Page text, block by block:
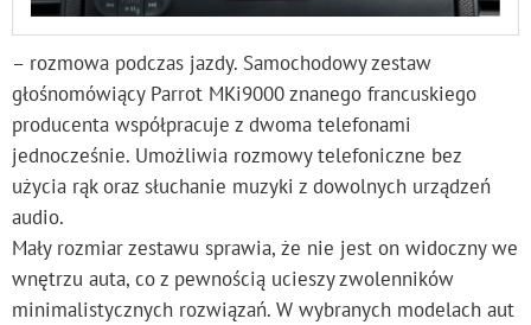
– rozmowa podczas jazdy. Samochodowy zestaw
głośnomówiący Parrot MKi9000 znanego francuskiego
producenta współpracuje z dwoma telefonami
jednocześnie. Umożliwia rozmowy telefoniczne bez
użycia rąk oraz słuchanie muzyki z dowolnych urządzeń
audio.
Mały rozmiar zestawu sprawia, że nie jest on widoczny we
wnętrzu auta, co z pewnością ucieszy zwolenników
minimalistycznych rozwiązań. W wybranych modelach aut